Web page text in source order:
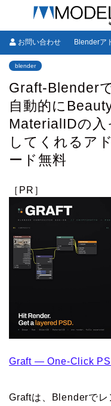
お問い合わせ Blenderア
blender
Graft-Blender
自動的に
MaterialIDの入
してくれるア
ード無料
［PR］
Graft — One-Click
Graftは、Blenderでレ